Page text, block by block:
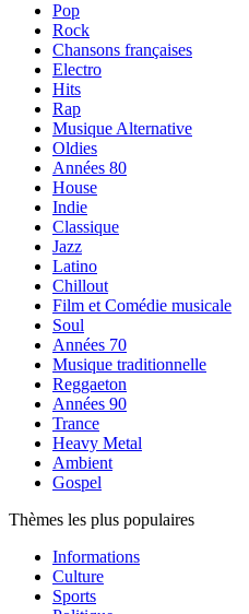
Pop
Rock
Chansons françaises
Electro
Hits
Rap
Musique Alternative
Oldies
Années 80
House
Indie
Classique
Jazz
Latino
Chillout
Film et Comédie musicale
Soul
Années 70
Musique traditionnelle
Reggaeton
Années 90
Trance
Heavy Metal
Ambient
Gospel
Thèmes les plus populaires
Informations
Culture
Sports